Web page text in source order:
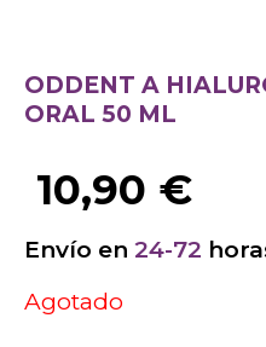
ODDENT A
ORAL 50 ML
10,90 €
Envío en 24-72
Agotado